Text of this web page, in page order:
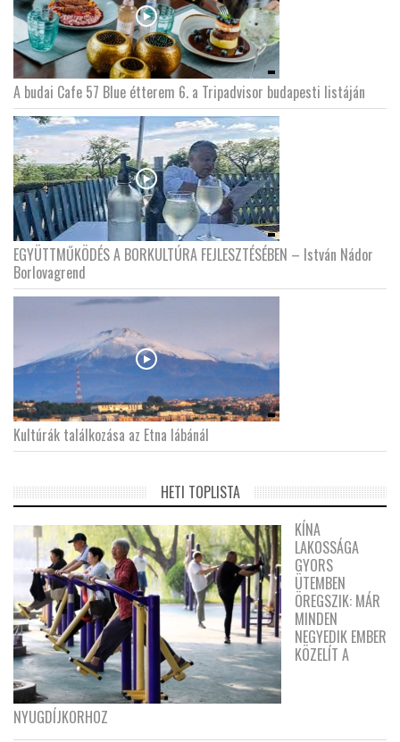
A budai Cafe 57 Blue étterem 6. a Tripadvisor budapesti listáján
EGYÜTTMŰKÖDÉS A BORKULTÚRA FEJLESZTÉSÉBEN – István Nádor
Borlovagrend
Kultúrák találkozása az Etna lábánál
HETI TOPLISTA
KÍNA
LAKOSSÁGA
GYORS
ÜTEMBEN
ÖREGSZIK: MÁR
MINDEN
NEGYEDIK EMBER
KÖZELÍT A
NYUGDÍJKORHOZ